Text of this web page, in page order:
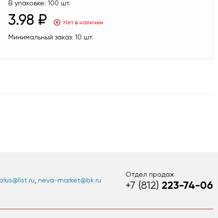
В упаковке: 100 шт.
3.98 ₽ Нет в наличии
Минимальный заказ: 10 шт.
Отдел продаж
+7 (812) 223-74-06
neva-market@bk.ru